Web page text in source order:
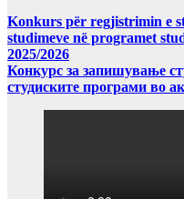
Konkurs për regjistrimin e
studimeve në programet
2025/2026
Конкурс за запишување
студиските програми во